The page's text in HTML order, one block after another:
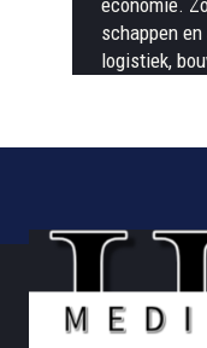
economie.
schappen
logistiek,